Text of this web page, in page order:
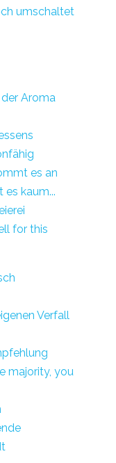
umschaltet
Aroma
es an
kaum...
for this
Verfall
majority, you